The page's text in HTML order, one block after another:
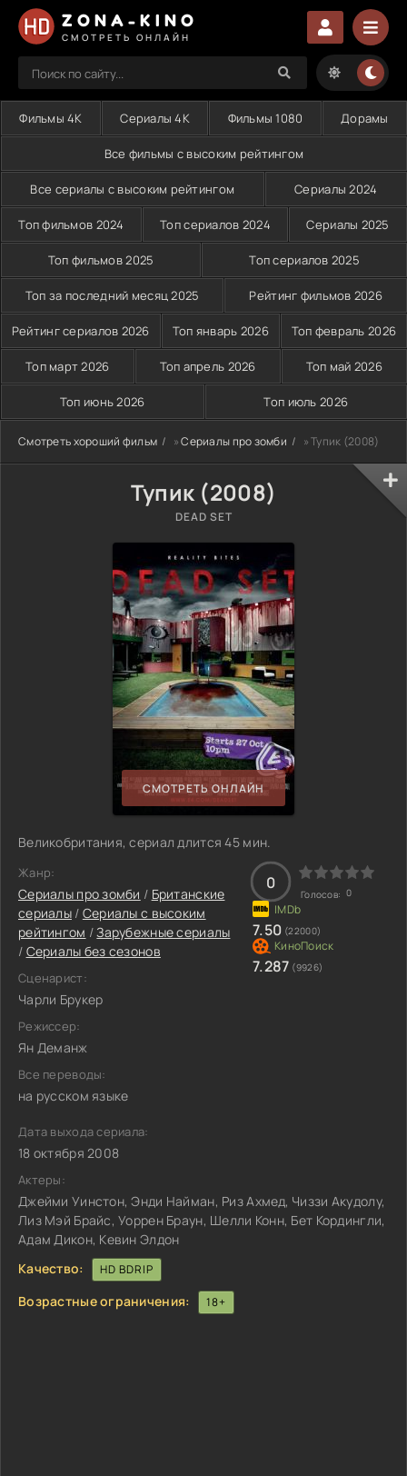
ZONA-KINO
СМОТРЕТЬ ОНЛАЙН
Фильмы 4K Сериалы 4K Фильмы 1080 Дорамы
Все фильмы с высоким рейтингом
Все сериалы с высоким рейтингом Сериалы 2024
Топ фильмов 2024 Топ сериалов 2024 Сериалы 2025
Топ фильмов 2025 Топ сериалов 2025
Топ за последний месяц 2025 Рейтинг фильмов 2026
Рейтинг сериалов 2026 Топ январь 2026 Топ февраль 2026
Топ март 2026 Топ апрель 2026 Топ май 2026
Топ июнь 2026 Топ июль 2026
Смотреть хороший фильм »Сериалы про зомби » Тупик (2008)
Тупик (2008)
DEAD SET
СМОТРЕТЬ ОНЛАЙН
Великобритания, сериал длится 45 мин.
Жанр:
Сериалы про зомби / Британские
сериалы/ Сериалы с высоким
рейтингом /Зарубежные сериалы
/ Сериалы без сезонов
Сценарист:
Чарли Брукер
Режиссер:
Ян Деманж
Все переводы:
на русском языке
0
Голосов: 0
7.50 (22000)
7.287 (9926)
Дата выхода сериала:
18 октября 2008
Актеры:
Джейми Уинстон, Энди Найман, Риз Ахмед, Чиззи Акудолу,
Лиз Мэй Брайс, Уоррен Браун, Шелли Конн, Бет Кордингли,
Адам Дикон, Кевин Элдон
Качество:
HD BDRIP
Возрастные ограничения: 18+